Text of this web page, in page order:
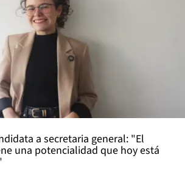
a secretaria general: "El
una potencialidad que hoy está